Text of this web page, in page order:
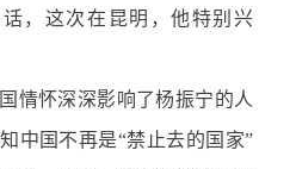
，这次在昆明，他特别兴
情怀深深影响了杨振宁的人
中国不再是“禁止去的国家”